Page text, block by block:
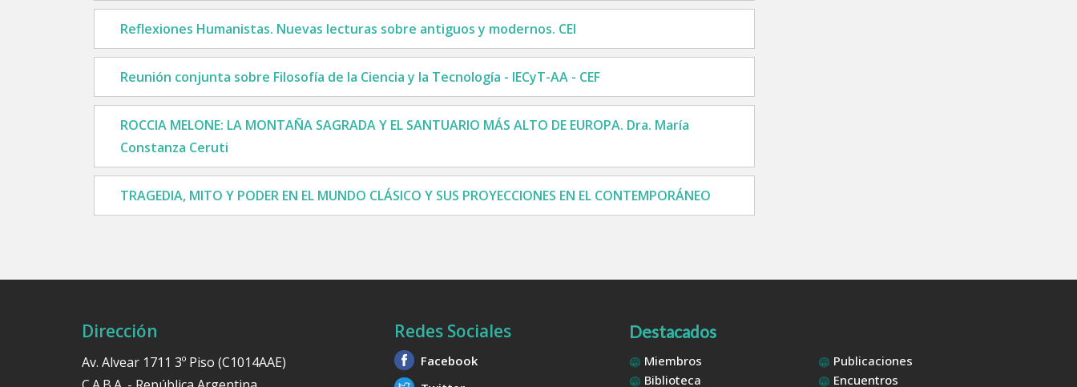
Reflexiones Humanistas. Nuevas lecturas sobre antiguos y modernos. CEI
Reunión conjunta sobre Filosofía de la Ciencia y la Tecnología - IECyT-AA - CEF
ROCCIA MELONE: LA MONTAÑA SAGRADA Y EL SANTUARIO MÁS ALTO DE EUROPA. Dra. María
Constanza Ceruti
TRAGEDIA, MITO Y PODER EN EL MUNDO CLÁSICO Y SUS PROYECCIONES EN EL CONTEMPORÁNEO
Dirección
Av. Alvear 1711 3º Piso (C1014AAE)
Redes Sociales
Facebook
Destacados
Miembros
Biblioteca
Publicaciones
Encuentros